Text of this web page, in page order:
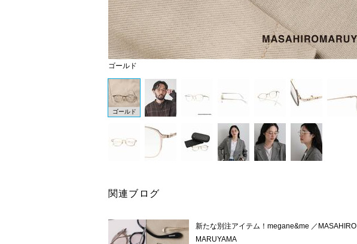
ゴールド
ゴールド
関連ブログ
新たな別注アイテム！megane&me ／MASAHIRO
MARUYAMA